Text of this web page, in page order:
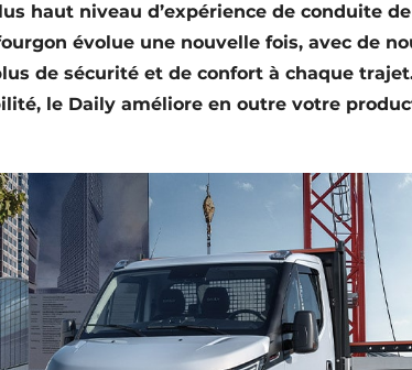
haut niveau d’expérience de conduite de
évolue une nouvelle fois, avec de
de sécurité et de confort à chaque
le Daily améliore en outre votre